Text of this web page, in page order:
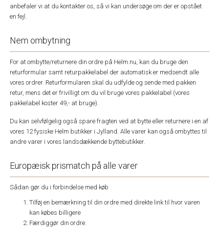
anbefaler vi at du kontakter os, så vi kan undersøge om der er opstået
en fejl.
Nem ombytning
For at ombytte/returnere din ordre på Helm.nu, kan du bruge den
returformular samt returpakkelabel der automatisk er medsendt alle
vores ordrer. Returformularen skal du udfylde og sende med pakken
retur, mens det er frivilligt om du vil bruge vores pakkelabel (vores
pakkelabel koster 49,- at bruge).
Du kan selvfølgelig også spare fragten ved at bytte eller returnere i en af
vores 12 fysiske Helm butikker i Jylland. Alle varer kan også ombyttes til
andre varer i vores landsdækkende byttebutikker.
Europæisk prismatch på alle varer
Sådan gør du i forbindelse med køb
Tilføj en bemærkning til din ordre med direkte link til hvor varen
kan købes billigere
Færdiggør din ordre.